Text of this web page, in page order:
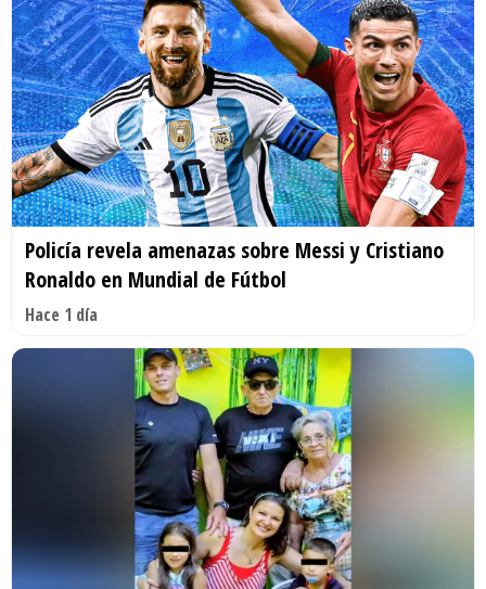
Policía revela amenazas sobre Messi y Cristiano
Ronaldo en Mundial de Fútbol
Hace 1 día